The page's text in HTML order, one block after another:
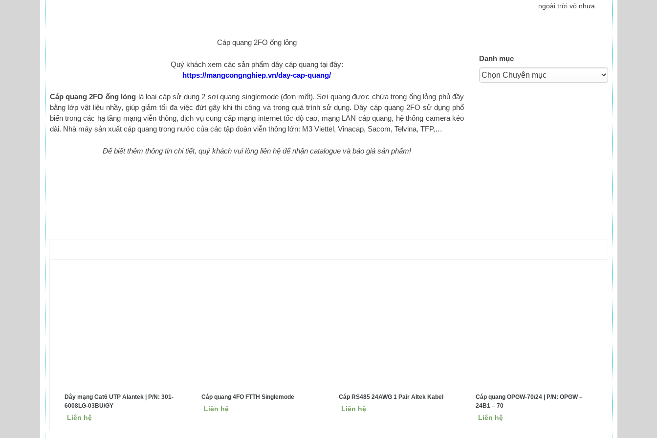
Cáp quang 2FO ống lỏng
Quý khách xem các sản phẩm dây cáp quang tại đây:
https://mangcongnghiep.vn/day-cap-quang/
Cáp quang 2FO ống lỏng là loại cáp sử dụng 2 sợi quang singlemode (đơn mốt). Sợi quang được chứa trong ống lỏng phủ đầy
bằng lớp vật liệu nhầy, giúp giảm tối đa việc đứt gãy khi thi công và trong quá trình sử dụng. Dây cáp quang 2FO sử dụng phổ
biến trong các hạ tầng mạng viễn thông, dịch vụ cung cấp mạng internet tốc độ cao, mạng LAN cáp quang, hệ thống camera kéo
dài. Nhà máy sản xuất cáp quang trong nước của các tập đoàn viễn thông lớn: M3 Viettel, Vinacap, Sacom, Telvina, TFP,…
Để biết thêm thông tin chi tiết, quý khách vui lòng liên hệ để nhận catalogue và báo giá sản phẩm!
ngoài trời vỏ nhựa
Danh mục
Dây mạng Cat6 UTP Alantek | P/N: 301-
6008LG-03BU/GY
Liên hệ
Cáp quang 4FO FTTH Singlemode
Liên hệ
Cáp RS485 24AWG 1 Pair Altek Kabel
Liên hệ
Cáp quang OPGW-70/24 | P/N: OPGW –
24B1 – 70
Liên hệ